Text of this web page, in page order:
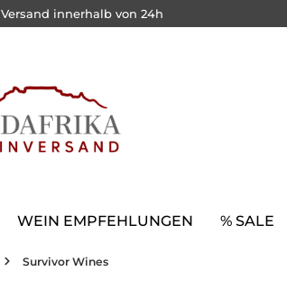
Versand innerhalb von 24h
WEIN EMPFEHLUNGEN % SALE
Survivor Wines